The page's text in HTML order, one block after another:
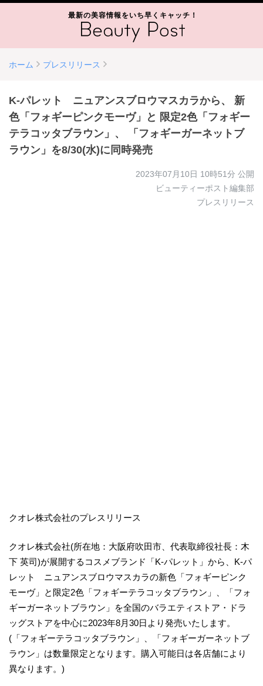
最新の美容情報をいち早くキャッチ！
ホーム プレスリリース
K-パレット ニュアンスブロウマスカラから、 新
色「フォギーピンクモーヴ」と 限定2色「フォギー
テラコッタブラウン」、 「フォギーガーネットブ
ラウン」を8/30(水)に同時発売
2023年07月10日 10時51分 公開
ビューティーポスト編集部
プレスリリース
クオレ株式会社のプレスリリース
クオレ株式会社(所在地：大阪府吹田市、代表取締役社長：木
下 英司)が展開するコスメブランド「K-パレット」から、K-パ
レット ニュアンスブロウマスカラの新色「フォギーピンク
モーヴ」と限定2色「フォギーテラコッタブラウン」、「フォ
ギーガーネットブラウン」を全国のバラエティストア・ドラ
ッグストアを中心に2023年8月30日より発売いたします。
(「フォギーテラコッタブラウン」、「フォギーガーネットブ
ラウン」は数量限定となります。購入可能日は各店舗により
異なります。)